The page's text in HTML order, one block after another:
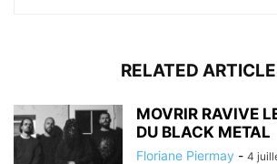
RELATED
MOVRIR RAVIVE
DU BLACK METAL
Floriane Piermay - 4